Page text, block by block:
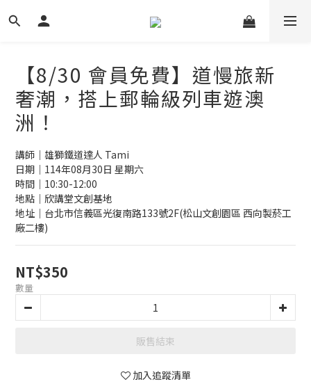
【8/30 會員免費】道慢旅新
奢潮，搭上郵輪級列車遊澳
洲！
講師｜雄獅鐵道達人 Tami
日期｜114年08月30日 星期六
時間｜10:30-12:00
地點｜欣講堂文創基地
地址｜台北市信義區光復南路133號2F(松山文創園區 西向製菸工
廠二樓)
NT$350
數量
販售結束
加入追蹤清單